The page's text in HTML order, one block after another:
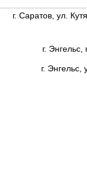
г. Саратов, ул.
г.
г. Энгельс,